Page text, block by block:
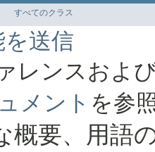
すべてのクラス
送信
レンスおよ
メント を参
概要、用語